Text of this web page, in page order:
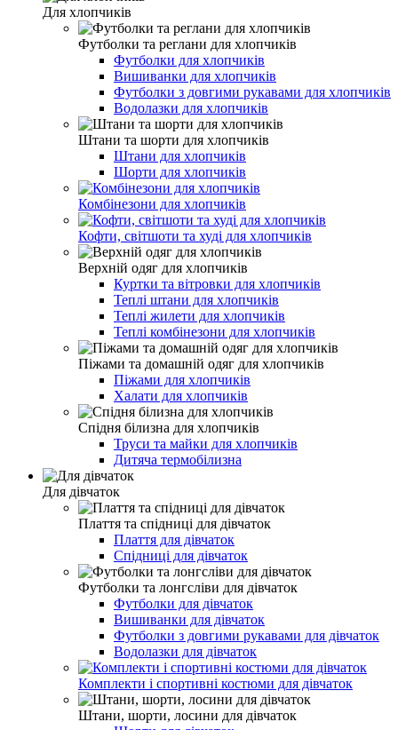
Для хлопчиків
Футболки та реглани для хлопчиків
Футболки для хлопчиків
Вишиванки для хлопчиків
Футболки з довгими рукавами для хлопчиків
Водолазки для хлопчиків
Штани та шорти для хлопчиків
Штани для хлопчиків
Шорти для хлопчиків
Комбінезони для хлопчиків
Кофти, світшоти та худі для хлопчиків
Верхній одяг для хлопчиків
Куртки та вітровки для хлопчиків
Теплі штани для хлопчиків
Теплі жилети для хлопчиків
Теплі комбінезони для хлопчиків
Піжами та домашній одяг для хлопчиків
Піжами для хлопчиків
Халати для хлопчиків
Спідня білизна для хлопчиків
Труси та майки для хлопчиків
Дитяча термобілизна
Для дівчаток
Плаття та спідниці для дівчаток
Плаття для дівчаток
Спідниці для дівчаток
Футболки та лонгсліви для дівчаток
Футболки для дівчаток
Вишиванки для дівчаток
Футболки з довгими рукавами для дівчаток
Водолазки для дівчаток
Комплекти і спортивні костюми для дівчаток
Штани, шорти, лосини для дівчаток